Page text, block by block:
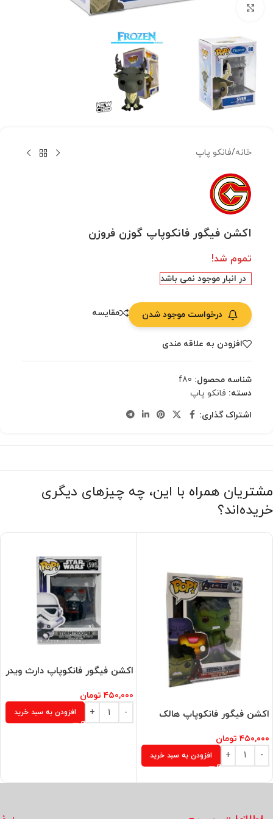
خانه/فانکو پاپ
اکشن فیگور فانکوپاپ گوزن فروزن
تموم شد!
در انبار موجود نمی باشد
درخواست موجود شدن مقایسه
افزودن به علاقه مندی
شناسه محصول: f80
دسته: فانکو پاپ
اشتراک گذاری:
مشتریان همراه با این، چه چیزهای دیگری
خریده‌اند؟
اکشن فیگور فانکوپاپ هالک
۴۵۰,۰۰۰ تومان
افزودن به سبد خرید
اکشن فیگور فانکوپاپ دارث ویدر
۴۵۰,۰۰۰ تومان
افزودن به سبد خرید